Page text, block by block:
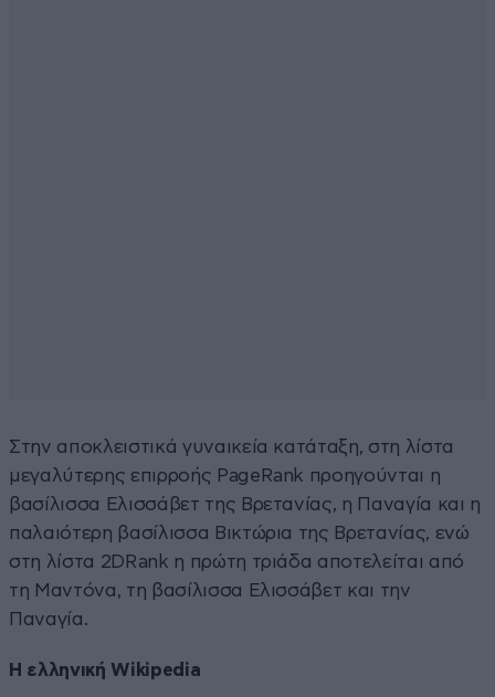
Στην αποκλειστικά γυναικεία κατάταξη, στη λίστα
μεγαλύτερης επιρροής PageRank προηγούνται η
βασίλισσα Ελισσάβετ της Βρετανίας, η Παναγία και η
παλαιότερη βασίλισσα Βικτώρια της Βρετανίας, ενώ
στη λίστα 2DRank η πρώτη τριάδα αποτελείται από
τη Μαντόνα, τη βασίλισσα Ελισσάβετ και την
Παναγία.
Η ελληνική Wikipedia